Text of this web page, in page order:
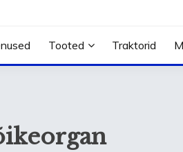
Tooted Traktorid